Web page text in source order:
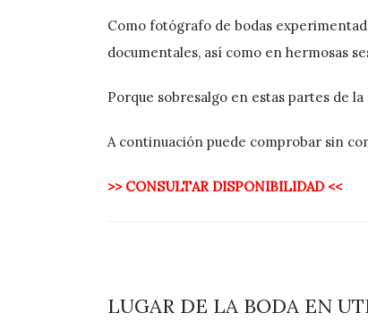
Como fotógrafo de bodas
documentales, así como en hermosas
Porque sobresalgo en estas partes de
A continuación puede comprobar sin
>> CONSULTAR DISPONIBILIDAD <<
LUGAR DE LA BODA EN